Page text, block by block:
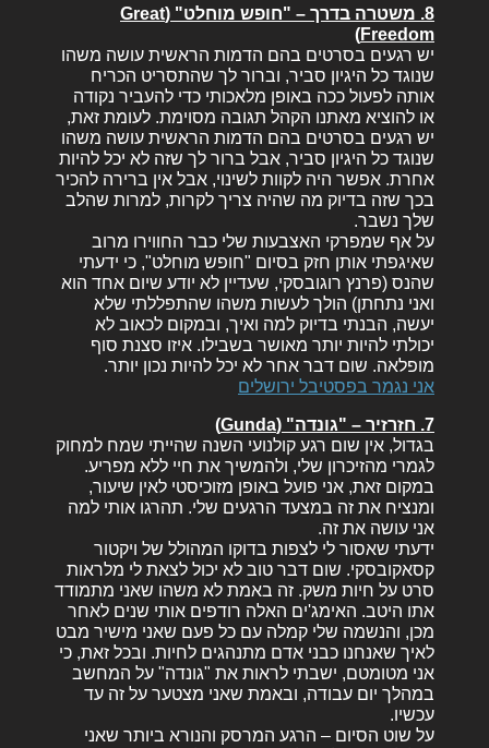
8. משטרה בדרך – "חופש מוחלט" (Great
Freedom)
יש רגעים בסרטים בהם הדמות הראשית עושה משהו
שנוגד כל היגיון סביר, וברור לך שהתסריט הכריח
אותה לפעול ככה באופן מלאכותי כדי להעביר נקודה
או להוציא מאתנו הקהל תגובה מסוימת. לעומת זאת,
יש רגעים בסרטים בהם הדמות הראשית עושה משהו
שנוגד כל היגיון סביר, אבל ברור לך שזה לא יכל להיות
אחרת. אפשר היה לקוות לשינוי, אבל אין ברירה להכיר
בכך שזה בדיוק מה שהיה צריך לקרות, למרות שהלב
שלך נשבר.
על אף שמפרקי האצבעות שלי כבר החווירו מרוב
שאיגפתי אותן חזק בסיום "חופש מוחלט", כי ידעתי
שהנס (פרנץ רוגובסקי, שעדיין לא יודע שיום אחד הוא
ואני נתחתן) הולך לעשות משהו שהתפללתי שלא
יעשה, הבנתי בדיוק למה ואיך, ובמקום לכאוב לא
יכולתי להיות יותר מאושר בשבילו. איזו סצנת סוף
מופלאה. שום דבר אחר לא יכל להיות נכון יותר.
אני נגמר בפסטיבל ירושלים
7. חזרזיר – "גונדה" (Gunda)
בגדול, אין שום רגע קולנועי השנה שהייתי שמח למחוק
לגמרי מהזיכרון שלי, ולהמשיך את חיי ללא מפריע.
במקום זאת, אני פועל באופן מזוכיסטי לאין שיעור,
ומנציח את זה במצעד הרגעים שלי. תהרגו אותי למה
אני עושה את זה.
ידעתי שאסור לי לצפות בדוקו המהולל של ויקטור
קסאקובסקי. שום דבר טוב לא יכול לצאת לי מלראות
סרט על חיות משק. זה באמת לא משהו שאני מתמודד
אתו היטב. האימג'ים האלה רודפים אותי שנים לאחר
מכן, והנשמה שלי קמלה עם כל פעם שאני מישיר מבט
לאיך שאנחנו כבני אדם מתנהגים לחיות. ובכל זאת, כי
אני מטומטם, ישבתי לראות את "גונדה" על המחשב
במהלך יום עבודה, ובאמת שאני מצטער על זה עד
עכשיו.
על שוט הסיום – הרגע המרסק והנורא ביותר שאני